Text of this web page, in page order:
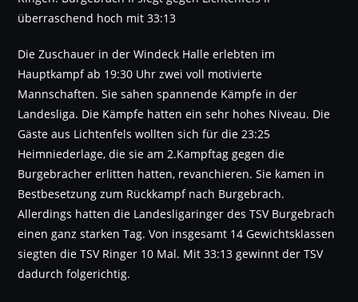
überraschend hoch mit 33:13
Die Zuschauer in der Windeck Halle erlebten im
Hauptkampf ab 19:30 Uhr zwei voll motivierte
Mannschaften. Sie sahen spannende Kämpfe in der
Landesliga. Die Kämpfe hatten ein sehr hohes Niveau. Die
Gäste aus Lichtenfels wollten sich für die 23:25
Heimniederlage, die sie am 2.Kampftag gegen die
Burgebracher erlitten hatten, revanchieren. Sie kamen in
Bestbesetzung zum Rückkampf nach Burgebrach.
Allerdings hatten die Landesligaringer des TSV Burgebrach
einen ganz starken Tag. Von insgesamt 14 Gewichtsklassen
siegten die TSV Ringer 10 Mal. Mit 33:13 gewinnt der TSV
dadurch folgerichtig.